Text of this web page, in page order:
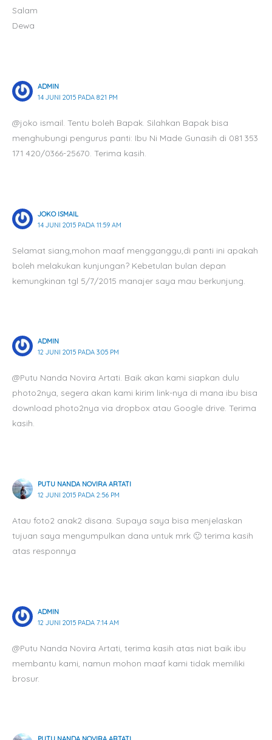
Salam
Dewa
ADMIN
14 JUNI 2015 PADA 8:21 PM
@joko ismail. Tentu boleh Bapak. Silahkan Bapak bisa
menghubungi pengurus panti: Ibu Ni Made Gunasih di 081 353
171 420/0366-25670. Terima kasih.
JOKO ISMAIL
14 JUNI 2015 PADA 11:59 AM
Selamat siang,mohon maaf mengganggu,di panti ini apakah
boleh melakukan kunjungan? Kebetulan bulan depan
kemungkinan tgl 5/7/2015 manajer saya mau berkunjung.
ADMIN
12 JUNI 2015 PADA 3:05 PM
@Putu Nanda Novira Artati. Baik akan kami siapkan dulu
photo2nya, segera akan kami kirim link-nya di mana ibu bisa
download photo2nya via dropbox atau Google drive. Terima
kasih.
PUTU NANDA NOVIRA ARTATI
12 JUNI 2015 PADA 2:56 PM
Atau foto2 anak2 disana. Supaya saya bisa menjelaskan
tujuan saya mengumpulkan dana untuk mrk 🙂 terima kasih
atas responnya
ADMIN
12 JUNI 2015 PADA 7:14 AM
@Putu Nanda Novira Artati, terima kasih atas niat baik ibu
membantu kami, namun mohon maaf kami tidak memiliki
brosur.